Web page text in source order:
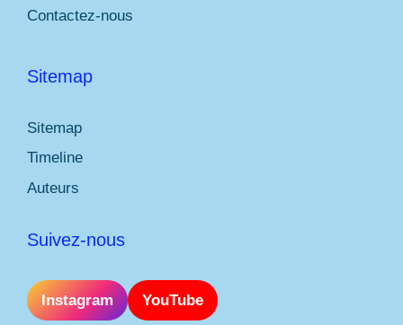
Contactez-nous
Sitemap
Sitemap
Timeline
Auteurs
Suivez-nous
Instagram YouTube